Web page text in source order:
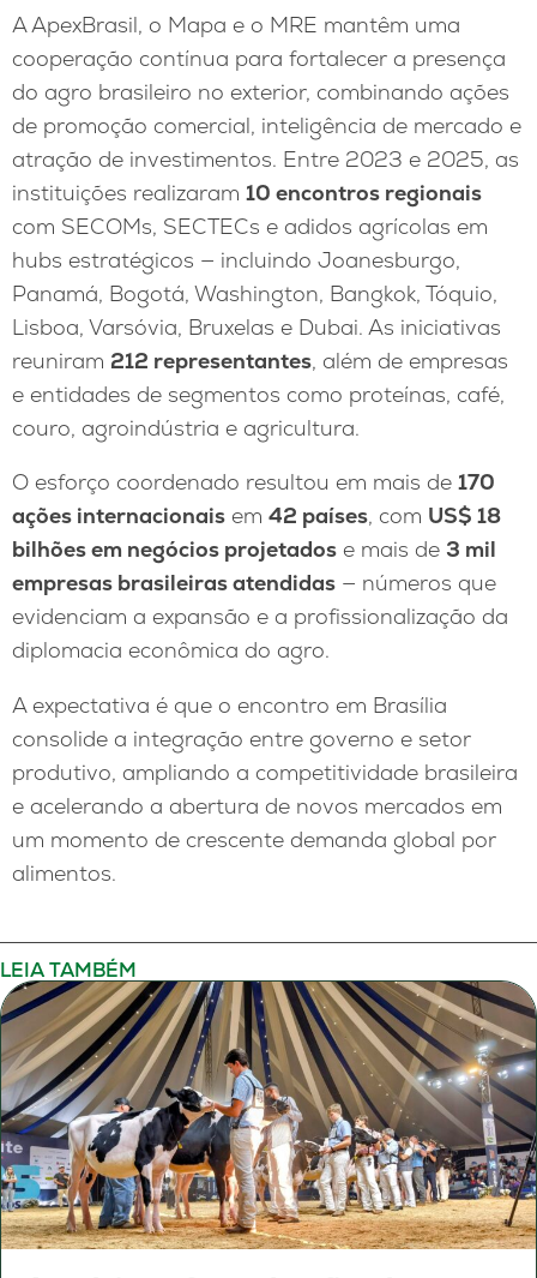
A ApexBrasil, o Mapa e o MRE mantêm uma
cooperação contínua para fortalecer a presença
do agro brasileiro no exterior, combinando ações
de promoção comercial, inteligência de mercado e
atração de investimentos. Entre 2023 e 2025, as
instituições realizaram 10 encontros regionais
com SECOMs, SECTECs e adidos agrícolas em
hubs estratégicos — incluindo Joanesburgo,
Panamá, Bogotá, Washington, Bangkok, Tóquio,
Lisboa, Varsóvia, Bruxelas e Dubai. As iniciativas
reuniram 212 representantes, além de empresas
e entidades de segmentos como proteínas, café,
couro, agroindústria e agricultura.
O esforço coordenado resultou em mais de 170
ações internacionais em 42 países, com US$ 18
bilhões em negócios projetados e mais de 3 mil
empresas brasileiras atendidas — números que
evidenciam a expansão e a profissionalização da
diplomacia econômica do agro.
A expectativa é que o encontro em Brasília
consolide a integração entre governo e setor
produtivo, ampliando a competitividade brasileira
e acelerando a abertura de novos mercados em
um momento de crescente demanda global por
alimentos.
LEIA TAMBÉM